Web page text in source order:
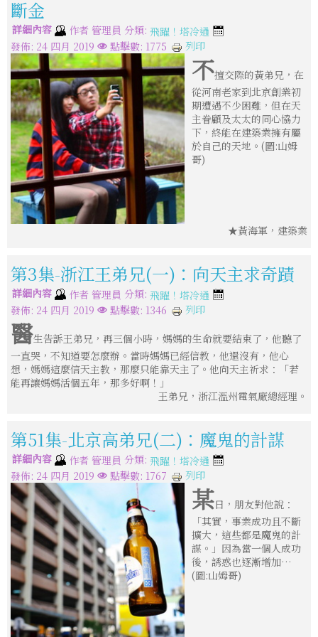
斷金
詳細內容 作者 管理員 分類: 飛躍！塔冷通
發佈: 24 四月 2019
點擊數: 1775 列印
不擅交際的黃弟兄，在
從河南老家到北京創業初
期遭遇不少困難，但在天
主眷顧及太太的同心協力
下，終能在建築業擁有屬
於自己的天地。(圖:山姆
哥)
★黃海軍，建築業
第3集-浙江王弟兄(一)：向天主求奇蹟
詳細內容 作者 管理員 分類: 飛躍！塔冷通
發佈: 24 四月 2019
點擊數: 1346 列印
醫生告訴王弟兄，再三個小時，媽媽的生命就要結束了，他聽了
一直哭，不知道要怎麼辦。當時媽媽已經信教，他還沒有，他心
想，媽媽這麼信天主教，那麼只能靠天主了。他向天主祈求：「若
能再讓媽媽活個五年，那多好啊！」
王弟兄，浙江溫州電氣廠總經理。
第51集-北京高弟兄(二)：魔鬼的計謀
詳細內容 作者 管理員 分類: 飛躍！塔冷通
發佈: 24 四月 2019
點擊數: 1767 列印
某日，朋友對他說：
「其實，事業成功且不斷
擴大，這些都是魔鬼的計
謀。」因為當一個人成功
後，誘惑也逐漸增加…
(圖:山姆哥)